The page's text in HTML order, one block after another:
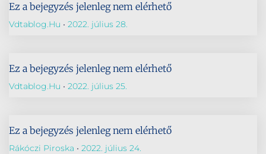
Ez a bejegyzés jelenleg nem elérhető
Vdtablog.hu 2022. július 28.
Ez a bejegyzés jelenleg nem elérhető
Vdtablog.hu 2022. július 25.
Ez a bejegyzés jelenleg nem elérhető
Rákóczi Piroska 2022. július 24.